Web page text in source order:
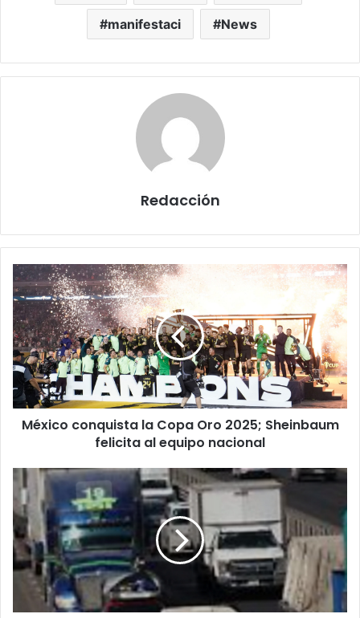
manifestaci News
Redacción
México
conquista
la
Copa
Oro
2025;
Sheinbaum
felicita
al
equipo
México conquista la Copa Oro 2025; Sheinbaum
felicita al equipo nacional
Anuncian
bloqueo
de
la
México-
Puebla
por
inseguridad;
toma